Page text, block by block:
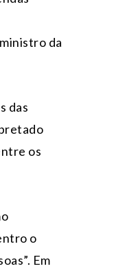
da
das
os
o
Em